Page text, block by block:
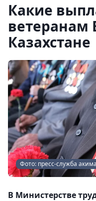
Какие
ветеранам
Казахстане
Фото: пресс-служба
В Министерстве